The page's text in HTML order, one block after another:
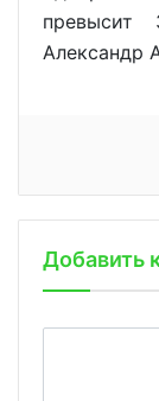
Александр
Добавить